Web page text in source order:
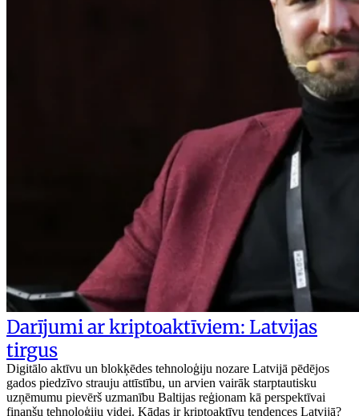
Darījumi ar kriptoaktīviem: Latvijas
tirgus
Digitālo aktīvu un blokķēdes tehnoloģiju nozare Latvijā pēdējos
gados piedzīvo strauju attīstību, un arvien vairāk starptautisku
uzņēmumu pievērš uzmanību Baltijas reģionam kā perspektīvai
finanšu tehnoloģiju videi. Kādas ir kriptoaktīvu tendences Latvijā?